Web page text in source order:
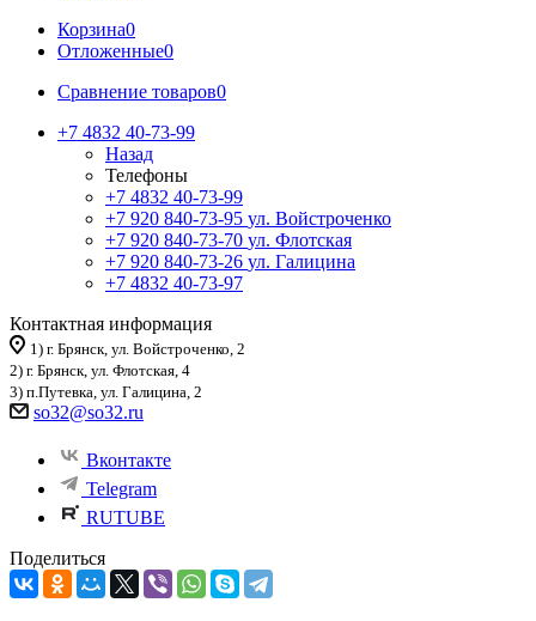
Корзина0
Отложенные0
Сравнение товаров0
+7 4832 40-73-99
Назад
Телефоны
+7 4832 40-73-99
+7 920 840-73-95 ул. Войстроченко
+7 920 840-73-70 ул. Флотская
+7 920 840-73-26 ул. Галицина
+7 4832 40-73-97
Контактная информация
1) г. Брянск, ул. Войстроченко, 2
2) г. Брянск, ул. Флотская, 4
3) п.Путевка, ул. Галицина, 2
so32@so32.ru
Вконтакте
Telegram
RUTUBE
Поделиться